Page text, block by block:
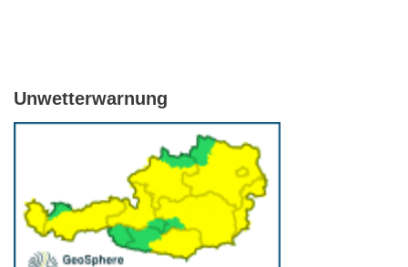
Unwetterwarnung